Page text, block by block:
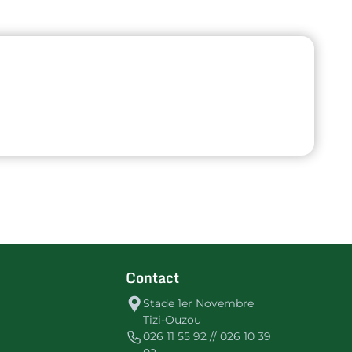
Contact
Stade 1er Novembre
Tizi-Ouzou
026 11 55 92 // 026 10 39